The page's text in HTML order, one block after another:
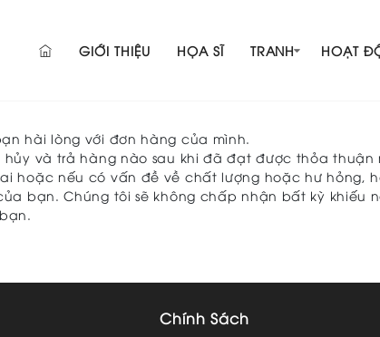
GIỚI THIỆU HỌA SĨ TRANH HOẠT
hài lòng với đơn hàng của mình.
hủy và trả hàng nào sau khi đã đạt được thỏa
hoặc nếu có vấn đề về chất lượng hoặc hư hỏng,
bạn. Chúng tôi sẽ không chấp nhận bất kỳ khiếu
Chính Sách